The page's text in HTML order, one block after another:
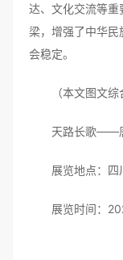
达、文化交流等
梁，增强了中华民
会稳定。
（本文图文综合
天路长歌——唐
展览地点：四
展览时间：